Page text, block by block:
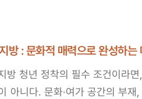
방 : 문화적 매력으로 완성하는
방 청년 정착의 필수 조건이라
아니다. 문화·여가 공간의 부